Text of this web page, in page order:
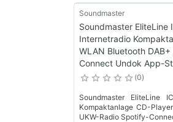
Soundmaster
Soundmaster EliteLine
Internetradio
WLAN Bluetooth
Connect Undok App-
0
Soundmaster EliteLine
Kompaktanlage CD-
UKW-Radio Spotify-